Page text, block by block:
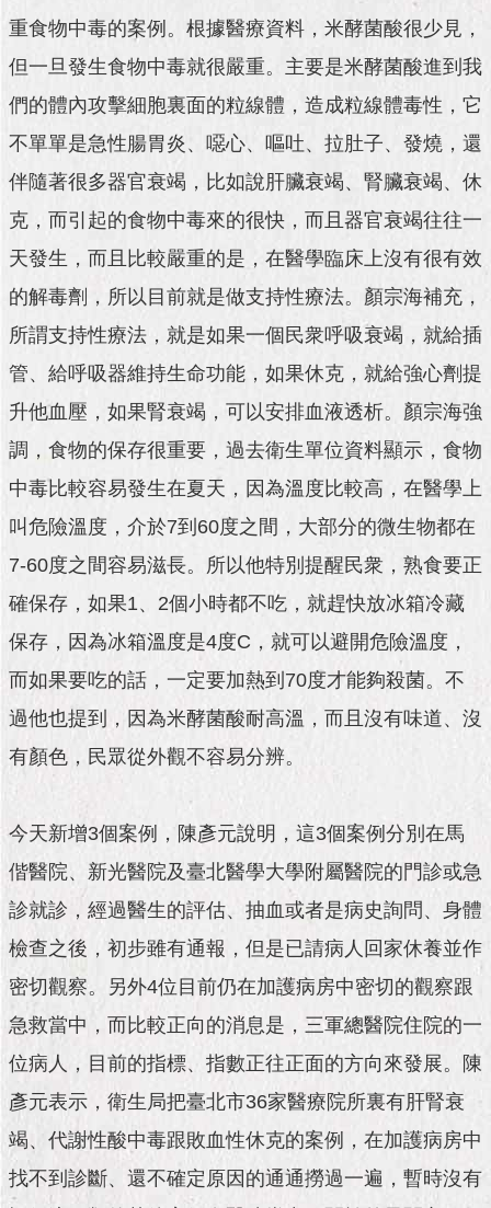
陳
情
統
民
參
與
專
臺
北
旅
網
府
網
站
資
開
宣
告
隱
私
權
訊
安
全
政
RSS
聯
我
們
情
系
統
重食物中毒的案例。根據醫療資料，米酵菌酸很少見，
但一旦發生食物中毒就很嚴重。主要是米酵菌酸進到我
們的體內攻擊細胞裏面的粒線體，造成粒線體毒性，它
不單單是急性腸胃炎、噁心、嘔吐、拉肚子、發燒，還
伴隨著很多器官衰竭，比如說肝臟衰竭、腎臟衰竭、休
克，而引起的食物中毒來的很快，而且器官衰竭往往一
天發生，而且比較嚴重的是，在醫學臨床上沒有很有效
的解毒劑，所以目前就是做支持性療法。顏宗海補充，
所謂支持性療法，就是如果一個民衆呼吸衰竭，就給插
管、給呼吸器維持生命功能，如果休克，就給強心劑提
升他血壓，如果腎衰竭，可以安排血液透析。顏宗海強
調，食物的保存很重要，過去衛生單位資料顯示，食物
中毒比較容易發生在夏天，因為溫度比較高，在醫學上
叫危險溫度，介於7到60度之間，大部分的微生物都在
7-60度之間容易滋長。所以他特別提醒民衆，熟食要正
確保存，如果1、2個小時都不吃，就趕快放冰箱冷藏
保存，因為冰箱溫度是4度C，就可以避開危險溫度，
而如果要吃的話，一定要加熱到70度才能夠殺菌。不
過他也提到，因為米酵菌酸耐高溫，而且沒有味道、沒
有顏色，民眾從外觀不容易分辨。
今天新增3個案例，陳彥元說明，這3個案例分別在馬
偕醫院、新光醫院及臺北醫學大學附屬醫院的門診或急
診就診，經過醫生的評估、抽血或者是病史詢問、身體
檢查之後，初步雖有通報，但是已請病人回家休養並作
密切觀察。另外4位目前仍在加護病房中密切的觀察跟
急救當中，而比較正向的消息是，三軍總醫院住院的一
位病人，目前的指標、指數正往正面的方向來發展。陳
彥元表示，衛生局把臺北市36家醫療院所裏有肝腎衰
竭、代謝性酸中毒跟敗血性休克的案例，在加護病房中
找不到診斷、還不確定原因的通通撈過一遍，暫時沒有